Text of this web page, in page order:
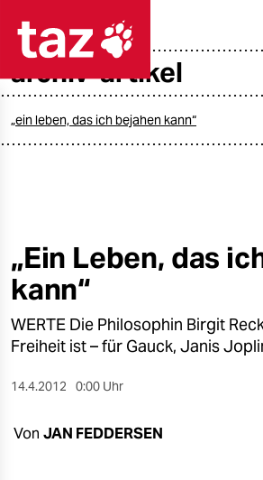
taz zahl ich
öko
gesellschaft
kultur
nord
archiv-artikel
„ein leben, das ich bejahen kann“
„Ein Leben, das
kann“
WERTE Die Philosophin Birgit
Freiheit ist – für Gauck, Janis
14.4.2012 0:00 Uhr
Von JAN FEDDERSEN